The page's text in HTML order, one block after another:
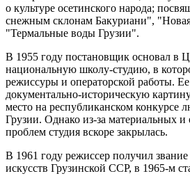
о культуре осетинского народа;
снежным склонам Бакуриани",
"Термальные воды Грузии".
В 1955 году постановщик основал в
национальную школу-студию, в
режиссуры и операторской работы.
документально-историческую
место на республиканском конкурсе
Грузии. Однако из-за материальных
проблем студия вскоре закрылась.
В 1961 году режиссер получил звание
искусств Грузинской ССР, в 1965-м